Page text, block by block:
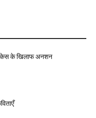
केस के खिलाफ अनशन